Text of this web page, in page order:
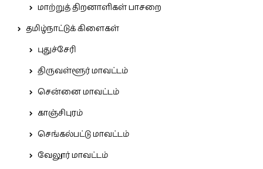
மாற்றுத் திறனாளிகள் பாசறை
தமிழ்நாட்டுக் கிளைகள்
புதுச்சேரி
திருவள்ளூர் மாவட்டம்
சென்னை மாவட்டம்
காஞ்சிபுரம்
செங்கல்பட்டு மாவட்டம்
வேலூர் மாவட்டம்